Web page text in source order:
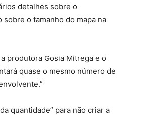
detalhes sobre o
sobre o tamanho do mapa na
a produtora Gosia Mitrega e o
quase o mesmo número de
quantidade” para não criar a